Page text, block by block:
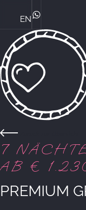
EN
WhatsApp
7
AB €
PREMIUM